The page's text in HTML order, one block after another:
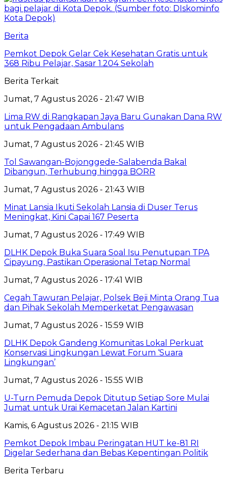
Berita
Pemkot Depok Gelar Cek Kesehatan Gratis untuk
368 Ribu Pelajar, Sasar 1.204 Sekolah
Berita Terkait
Jumat, 7 Agustus 2026 - 21:47 WIB
Lima RW di Rangkapan Jaya Baru Gunakan Dana RW
untuk Pengadaan Ambulans
Jumat, 7 Agustus 2026 - 21:45 WIB
Tol Sawangan-Bojonggede-Salabenda Bakal
Dibangun, Terhubung hingga BORR
Jumat, 7 Agustus 2026 - 21:43 WIB
Minat Lansia Ikuti Sekolah Lansia di Duser Terus
Meningkat, Kini Capai 167 Peserta
Jumat, 7 Agustus 2026 - 17:49 WIB
DLHK Depok Buka Suara Soal Isu Penutupan TPA
Cipayung, Pastikan Operasional Tetap Normal
Jumat, 7 Agustus 2026 - 17:41 WIB
Cegah Tawuran Pelajar, Polsek Beji Minta Orang Tua
dan Pihak Sekolah Memperketat Pengawasan
Jumat, 7 Agustus 2026 - 15:59 WIB
DLHK Depok Gandeng Komunitas Lokal Perkuat
Konservasi Lingkungan Lewat Forum ‘Suara
Lingkungan’
Jumat, 7 Agustus 2026 - 15:55 WIB
U-Turn Pemuda Depok Ditutup Setiap Sore Mulai
Jumat untuk Urai Kemacetan Jalan Kartini
Kamis, 6 Agustus 2026 - 21:15 WIB
Pemkot Depok Imbau Peringatan HUT ke-81 RI
Digelar Sederhana dan Bebas Kepentingan Politik
Berita Terbaru